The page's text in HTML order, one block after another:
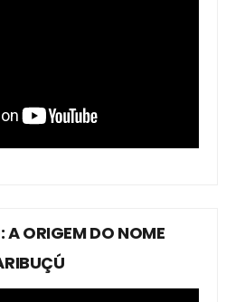
ORIGEM DO NOME